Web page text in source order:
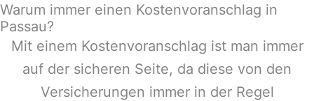
Warum immer einen Kostenvoranschlag in
Passau?
Mit einem Kostenvoranschlag ist man immer
auf der sicheren Seite, da diese von den
Versicherungen immer in der Regel